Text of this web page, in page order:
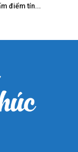
điểm tín...